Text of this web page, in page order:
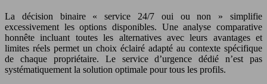
La décision binaire « service 24/7 oui ou non » simplifie
excessivement les options disponibles. Une analyse comparative
honnête incluant toutes les alternatives avec leurs avantages et
limites réels permet un choix éclairé adapté au contexte spécifique
de chaque propriétaire. Le service d’urgence dédié n’est pas
systématiquement la solution optimale pour tous les profils.